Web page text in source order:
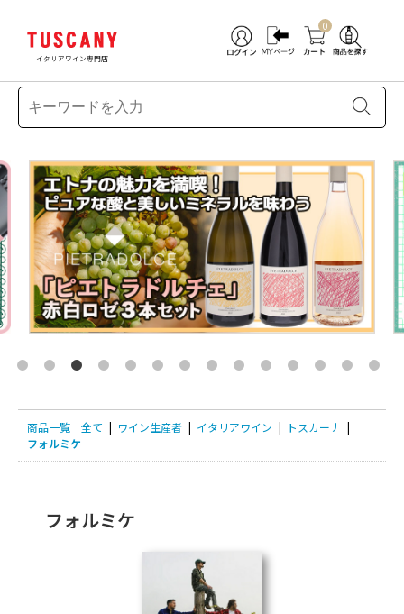
イタリアワイン専門店
0
商品一覧 全て | ワイン生産者 | イタリアワイン | トスカーナ |
フォルミケ
フォルミケ